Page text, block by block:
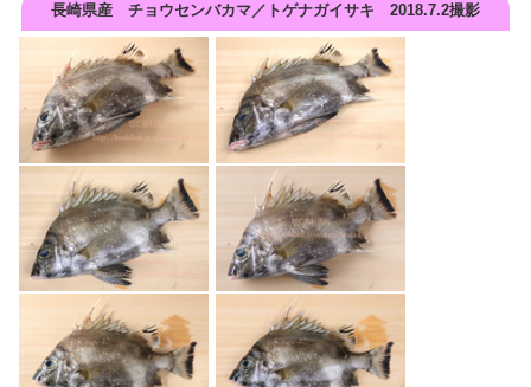
長崎県産 チョウセンバカマ／トゲナガイサキ 2018.7.2撮影